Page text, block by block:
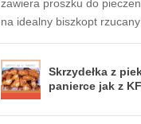
zawiera proszku do
na idealny biszkopt
Skrzydełka z
panierce jak z